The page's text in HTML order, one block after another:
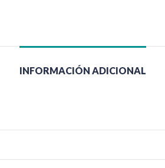
INFORMACIÓN ADICIONAL